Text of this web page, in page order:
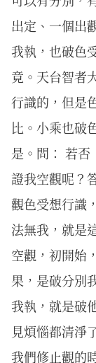
出定、一個出
我執，也破色
竟。天台智者
行識的，但是
比。小乘也破
是。問： 若否
證我空觀呢？
觀色受想行識
法無我，就是
空觀，初開始
果，是破分別
我執，就是破
見煩惱都清淨
我們修止觀的